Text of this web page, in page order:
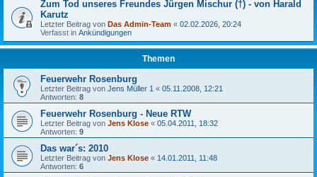
Zum Tod unseres Freundes Jürgen Mischur (†) - von Harald
Karutz
Letzter Beitrag von Das Admin-Team « 02.02.2026, 20:24
Verfasst in Ankündigungen
Themen
Feuerwehr Rosenburg
Letzter Beitrag von Jens Müller 1 « 05.11.2008, 12:21
Antworten: 8
Feuerwehr Rosenburg - Neue RTW
Letzter Beitrag von Jens Klose « 05.04.2011, 18:32
Antworten: 9
Das war´s: 2010
Letzter Beitrag von Jens Klose « 14.01.2011, 11:48
Antworten: 6